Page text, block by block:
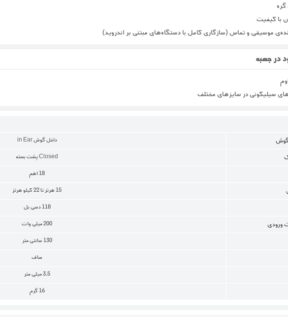
با کیفیت
موسیقی و تماس (سازگاری کامل با دستگاه‌های مبتنی بر اندروید)
در جعبه
سیلیکونی در سایزهای مختلف
داخل گوش in Ear
Closed پشت بسته
18 اهم
15 هرتز تا 22 كيلو هرتز
118 دسی بل
ورودی 200 میلی وات
130 سانتی متر
صاف
3.5 میلی متر
16 گرم